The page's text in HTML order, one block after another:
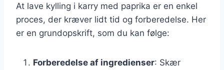
At lave kylling i karry med paprika er en enkel
proces, der kræver lidt tid og forberedelse. Her
er en grundopskrift, som du kan følge:
Forberedelse af ingredienser: Skær